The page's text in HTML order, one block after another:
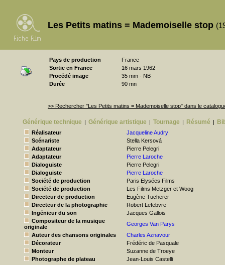
Les Petits matins = Mademoiselle stop
Pays de production
France
Sortie en France
16 mars 1962
Procédé image
35 mm - NB
Durée
90 mn
>> Rechercher "Les Petits matins = Mademoiselle stop" dans le
Générique technique | Générique artistique | Tournage | Résumé |
Réalisateur
Jacqueline Audry
Scénariste
Stella Kersová
Adaptateur
Pierre Pelegri
Adaptateur
Pierre Laroche
Dialoguiste
Pierre Pelegri
Dialoguiste
Pierre Laroche
Société de production
Paris Elysées Films
Société de production
Les Films Metzger et Woog
Directeur de production
Eugène Tucherer
Directeur de la photographie
Robert Lefebvre
Ingénieur du son
Jacques Gallois
Compositeur de la musique
originale
Georges Van Parys
Auteur des chansons originales
Charles Aznavour
Décorateur
Frédéric de Pasquale
Monteur
Suzanne de Troeye
Photographe de plateau
Jean-Louis Castelli